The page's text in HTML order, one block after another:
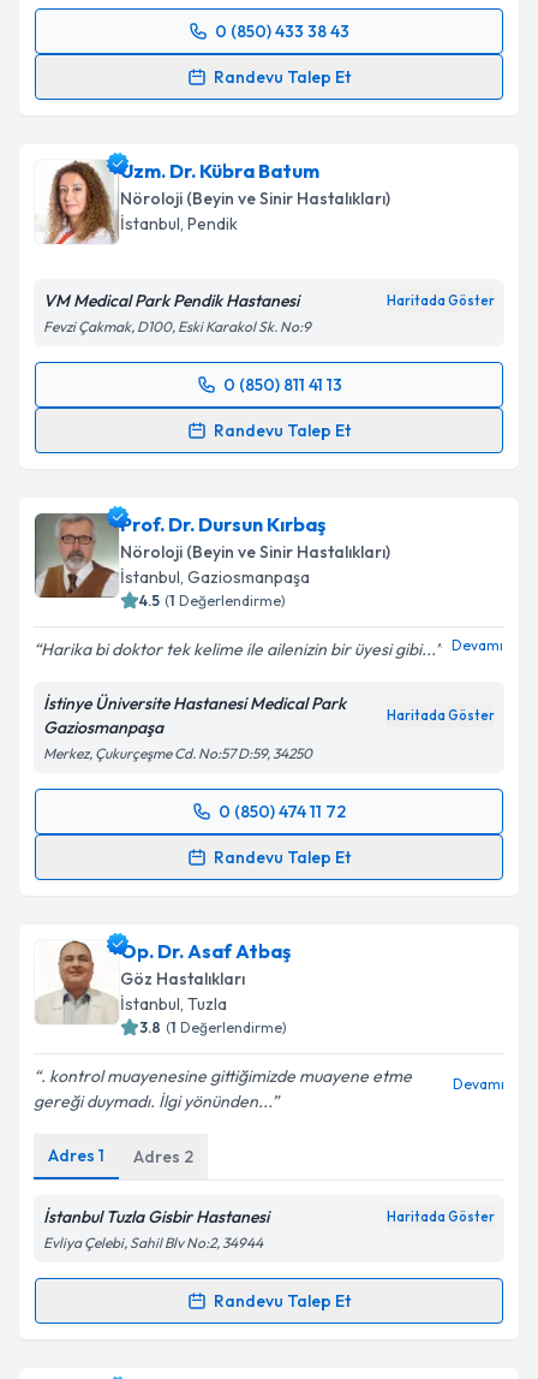
kapsamda işlenmesini kabul ediyorum.
Takvim Talebini Gönder
0 (850) 433 38 43
Randevu Talep Et
Randevu Takvimi Talebi
için bir takvim hazırlandığında e-posta ile
bilgilendireceğiz.
E-posta Adresiniz
Kişisel verilerimin işlenmesine ilişkinAydınlatma
'ni okudum ve kişisel verilerimin belirtilen
kapsamda işlenmesini kabul ediyorum.
Uzm. Dr. Kübra Batum
Nöroloji (Beyin ve Sinir Hastalıkları)
İstanbul, Pendik
VM Medical Park Pendik Hastanesi Haritada Göster
Fevzi Çakmak, D100, Eski Karakol Sk. No:9
0 (850) 811 41 13
Randevu Talep Et
Randevu Takvimi Talebi
takvim hazırlandığında e-posta ile bilgilendireceğiz.
E-posta Adresiniz
Metni'ni okudum ve kişisel verilerimin belirtilen
kapsamda işlenmesini kabul ediyorum.
Takvim Talebini Gönder
Prof. Dr. Dursun Kırbaş
Nöroloji (Beyin ve Sinir Hastalıkları)
İstanbul, Gaziosmanpaşa
4.5 (1 Değerlendirme)
Harika bi doktor tek kelime ile ailenizin bir üyesi gibi... Devamı
İstinye Üniversite Hastanesi Medical Park
Gaziosmanpaşa
Haritada Göster
Merkez, Çukurçeşme Cd. No:57 D:59, 34250
0 (850) 474 11 72
Randevu Talep Et
Randevu Takvimi Talebi
takvim hazırlandığında e-posta ile bilgilendireceğiz.
E-posta Adresiniz
Kişisel verilerimin işlenmesine ilişkin
kapsamda işlenmesini kabul ediyorum.
Takvim Talebini Gönder
Op. Dr. Asaf Atbaş
Göz Hastalıkları
İstanbul, Tuzla
3.8 (1 Değerlendirme)
. kontrol muayenesine gittiğimizde muayene etme
gereği duymadı. İlgi yönünden...
Devamı
Adres 1 Adres 2
İstanbul Tuzla Gisbir Hastanesi Haritada Göster
Evliya Çelebi, Sahil Blv No:2, 34944
Randevu Talep Et
Randevu Takvimi Talebi